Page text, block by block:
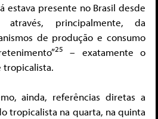
estava presente no Brasil desde
principalmente, da
de produção e consumo
25
– exatamente o
tropicalista.
ainda, referências diretas a
tropicalista na quarta, na quinta